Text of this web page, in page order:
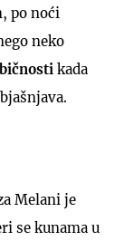
po noći
neko
kada
Melani je
se kunama u